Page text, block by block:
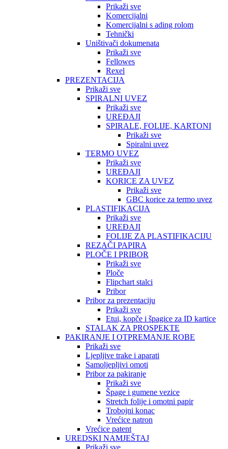
Prikaži sve
Komercijalni
Komercijalni s ading rolom
Tehnički
Uništivači dokumenata
Prikaži sve
Fellowes
Rexel
PREZENTACIJA
Prikaži sve
SPIRALNI UVEZ
Prikaži sve
UREĐAJI
SPIRALE, FOLIJE, KARTONI
Prikaži sve
Spiralni uvez
TERMO UVEZ
Prikaži sve
UREĐAJI
KORICE ZA UVEZ
Prikaži sve
GBC korice za termo uvez
PLASTIFIKACIJA
Prikaži sve
UREĐAJI
FOLIJE ZA PLASTIFIKACIJU
REZAČI PAPIRA
PLOČE I PRIBOR
Prikaži sve
Ploče
Flipchart stalci
Pribor
Pribor za prezentaciju
Prikaži sve
Etui, kopče i špagice za ID kartice
STALAK ZA PROSPEKTE
PAKIRANJE I OTPREMANJE ROBE
Prikaži sve
Ljepljive trake i aparati
Samoljepljivi omoti
Pribor za pakiranje
Prikaži sve
Špage i gumene vezice
Stretch folije i omotni papir
Trobojni konac
Vrećice natron
Vrećice patent
UREDSKI NAMJEŠTAJ
Prikaži sve